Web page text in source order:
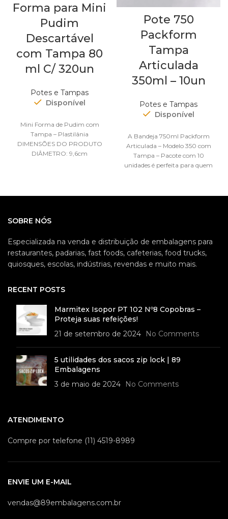
Forma para Mini
Pudim
Descartável
com Tampa 80
ml C/ 320un
Potes e Tampas
Disponível
Mini Forma de Pudim com
Tampa – Plastilânia
DIMENSÕES DO PRODUTO
DIÂMETRO: 9,6cm
Pote 750
Packform
Tampa
Articulada
350ml – 10un
Potes e Tampas
Disponível
A Bandeja 750ml Packform
Articulada – Modelo 350 com
Tampa – Pacote com 10
unidades é perfeita para quem
SOBRE NÓS
Especializada na venda e distribuição de embalagens para
restaurantes, padarias, fast foods, cafeterias, food trucks,
quiosques, escolas, indústrias, revendas e muito mais.
RECENT POSTS
Marmitex Isopor PT 102 Nº8 Copobras –
Proteja suas refeições!
21 de setembro de 2024
No Comments
5 utilidades dos sacos zip lock | 89
Embalagens
3 de maio de 2024
No Comments
ATENDIMENTO
Compre por telefone (11) 4519-8989
ENVIE UM E-MAIL
vendas@89embalagens.com.br